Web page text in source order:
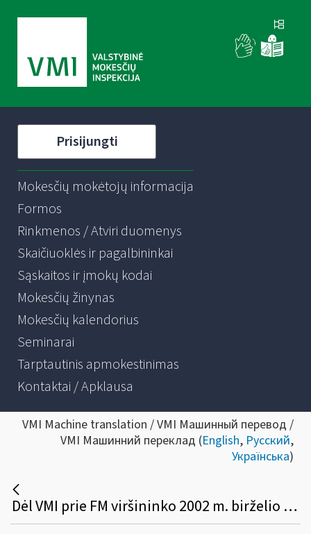
Prisijungti
Mokesčių mokėtojų informacija
Formos
Rinkmenos / Atviri duomenys
Skaičiuoklės ir pagalbininkai
Sąskaitos ir įmokų kodai
Mokesčių žinynas
Mokesčių kalendorius
Seminarai
Tarptautinis apmokestinimas
Kontaktai / Apklausa
VMI Machine translation / VMI Машинный перевод /
VMI Машинний переклад (English, Русский,
Українська)
Dėl VMI prie FM viršininko 2002 m. birželio 14 d. įsakymo Nr. 156 pakeitimo